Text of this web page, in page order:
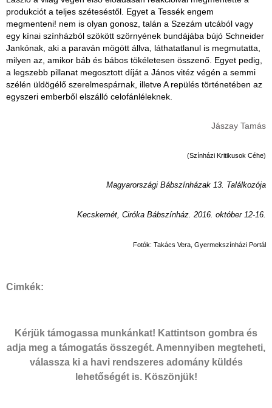
produkciót a teljes széteséstől. Egyet a Tessék engem
megmenteni! nem is olyan gonosz, talán a Szezám utcából vagy
egy kínai színházból szökött szörnyének bundájába bújó Schneider
Jankónak, aki a paraván mögött állva, láthatatlanul is megmutatta,
milyen az, amikor báb és bábos tökéletesen összenő. Egyet pedig,
a legszebb pillanat megosztott díját a János vitéz végén a semmi
szélén üldögélő szerelmespárnak, illetve A repülés történetében az
egyszeri emberből elszálló celofánléleknek.
Jászay Tamás
(Színházi Kritikusok Céhe)
Magyarországi Bábszínházak 13. Találkozója
Kecskemét, Ciróka Bábszínház. 2016. október 12-16.
Fotók: Takács Vera, Gyermekszínházi Portál
Cimkék:
Kérjük támogassa munkánkat! Kattintson gombra és
adja meg a támogatás összegét. Amennyiben megteheti,
válassza ki a havi rendszeres adomány küldés
lehetőségét is. Köszönjük!